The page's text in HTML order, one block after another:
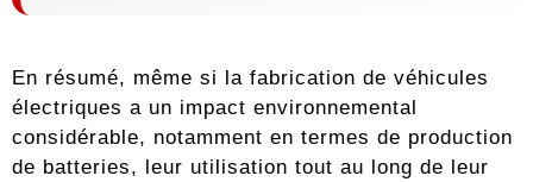
En résumé, même si la fabrication de véhicules
électriques a un impact environnemental
considérable, notamment en termes de production
de batteries, leur utilisation tout au long de leur